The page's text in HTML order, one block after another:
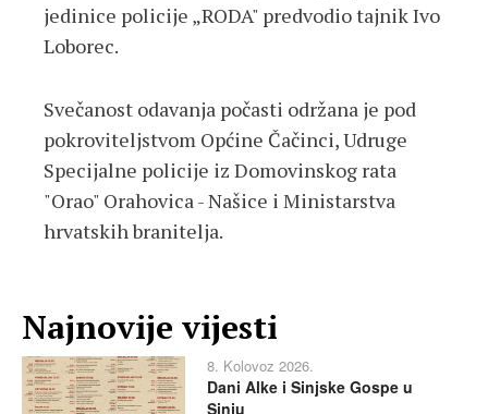
jedinice policije „RODA" predvodio tajnik Ivo
Loborec.
Svečanost odavanja počasti održana je pod
pokroviteljstvom Općine Čačinci, Udruge
Specijalne policije iz Domovinskog rata
"Orao" Orahovica - Našice i Ministarstva
hrvatskih branitelja.
Najnovije vijesti
8. Kolovoz 2026.
Dani Alke i Sinjske Gospe u
Sinju